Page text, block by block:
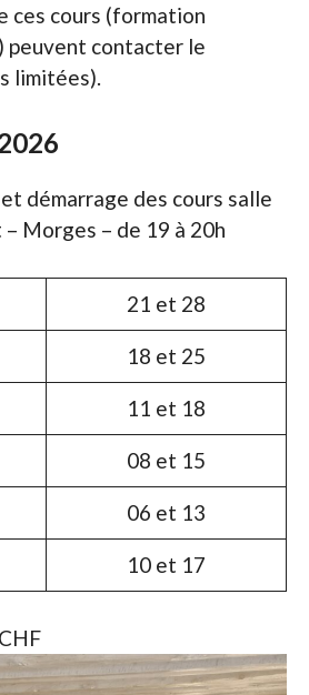
ces cours (formation
peuvent contacter le
limitées).
démarrage des cours salle
Morges – de 19 à 20h
21 et 28
18 et 25
11 et 18
08 et 15
06 et 13
10 et 17